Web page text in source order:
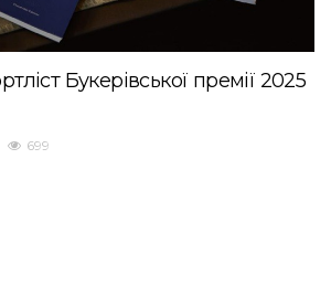
Букерівської премії 2025
699